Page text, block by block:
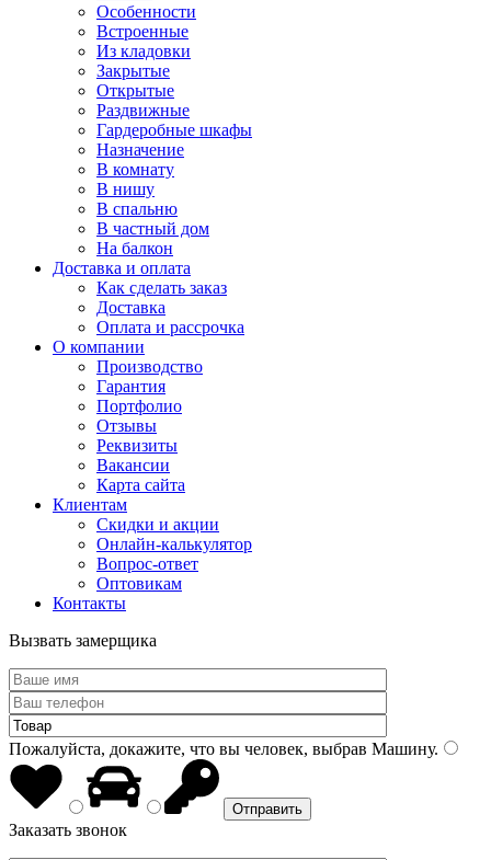
Особенности
Встроенные
Из кладовки
Закрытые
Открытые
Раздвижные
Гардеробные шкафы
Назначение
В комнату
В нишу
В спальню
В частный дом
На балкон
Доставка и оплата
Как сделать заказ
Доставка
Оплата и рассрочка
О компании
Производство
Гарантия
Портфолио
Отзывы
Реквизиты
Вакансии
Карта сайта
Клиентам
Скидки и акции
Онлайн-калькулятор
Вопрос-ответ
Оптовикам
Контакты
Вызвать замерщика
Пожалуйста, докажите, что вы человек, выбрав Машину.
Заказать звонок